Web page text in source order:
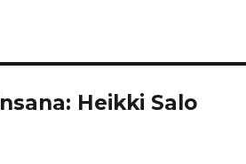
Heikki Salo